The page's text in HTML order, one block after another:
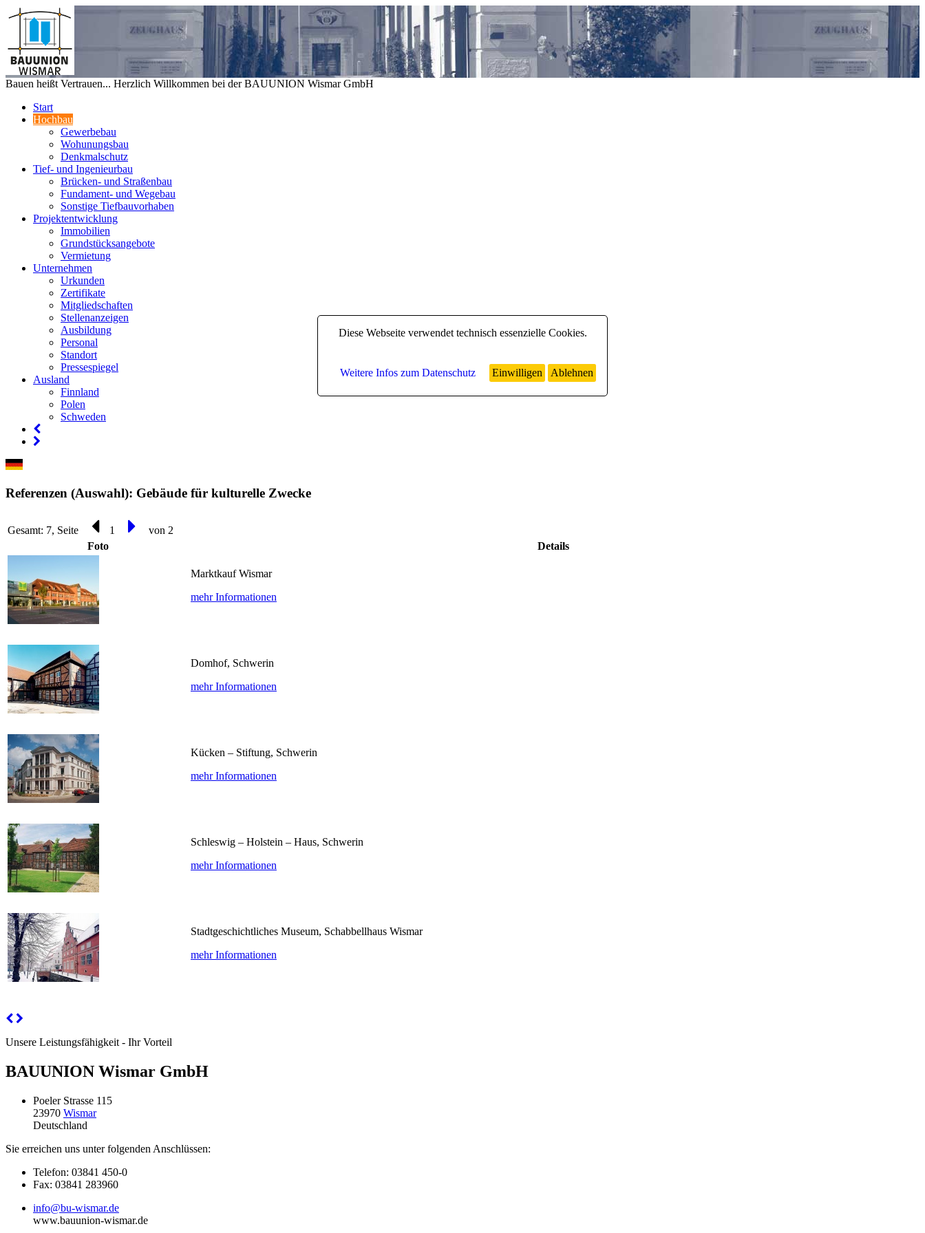
Diese Webseite verwendet technisch essenzielle Cookies.
Weitere Infos zum Datenschutz Einwilligen Ablehnen
Bauen heißt Vertrauen... Herzlich Willkommen bei der BAUUNION Wismar GmbH
Start
Hochbau
Gewerbebau
Wohunungsbau
Denkmalschutz
Tief- und Ingenieurbau
Brücken- und Straßenbau
Fundament- und Wegebau
Sonstige Tiefbauvorhaben
Projektentwicklung
Immobilien
Grundstücksangebote
Vermietung
Unternehmen
Urkunden
Zertifikate
Mitgliedschaften
Stellenanzeigen
Ausbildung
Personal
Standort
Pressespiegel
Ausland
Finnland
Polen
Schweden
Referenzen (Auswahl): Gebäude für kulturelle Zwecke
Gesamt: 7, Seite 1
von 2
Foto
Details
Marktkauf Wismar
mehr Informationen
Domhof, Schwerin
mehr Informationen
Kücken – Stiftung, Schwerin
mehr Informationen
Schleswig – Holstein – Haus, Schwerin
mehr Informationen
Stadtgeschichtliches Museum, Schabbellhaus Wismar
mehr Informationen
Unsere Leistungsfähigkeit - Ihr Vorteil
BAUUNION Wismar GmbH
Poeler Strasse 115
23970 Wismar
Deutschland
Sie erreichen uns unter folgenden Anschlüssen:
Telefon: 03841 450-0
Fax: 03841 283960
info@bu-wismar.de
www.bauunion-wismar.de